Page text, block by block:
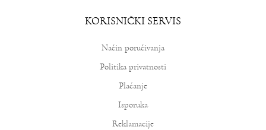
KORISNIČKI SERVIS
Način poručivanja
Politika privatnosti
Plaćanje
Isporuka
Reklamacije